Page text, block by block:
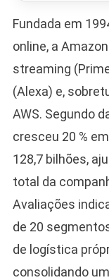
Fundada em
online, a
streaming
(Alexa) e,
AWS. Segundo
cresceu 20 %
128,7 bilhões,
total da
Avaliações
de 20
de logística
consolidando